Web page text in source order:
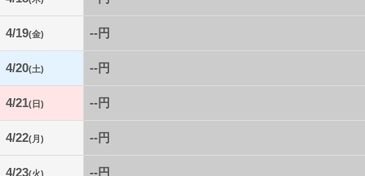
4/19(金) --円
4/20(土) --円
4/21(日) --円
4/22(月) --円
4/23(火) --円